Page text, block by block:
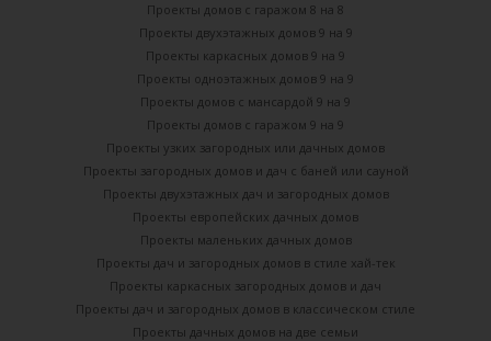
Проекты домов с гаражом 8 на 8
Проекты двухэтажных домов 9 на 9
Проекты каркасных домов 9 на 9
Проекты одноэтажных домов 9 на 9
Проекты домов с мансардой 9 на 9
Проекты домов с гаражом 9 на 9
Проекты узких загородных или дачных домов
Проекты загородных домов и дач с баней или сауной
Проекты двухэтажных дач и загородных домов
Проекты европейских дачных домов
Проекты маленьких дачных домов
Проекты дач и загородных домов в стиле хай-тек
Проекты каркасных загородных домов и дач
Проекты дач и загородных домов в классическом стиле
Проекты дачных домов на две семьи